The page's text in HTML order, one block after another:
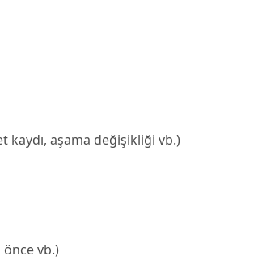
kaydı, aşama değişikliği vb.)
önce vb.)